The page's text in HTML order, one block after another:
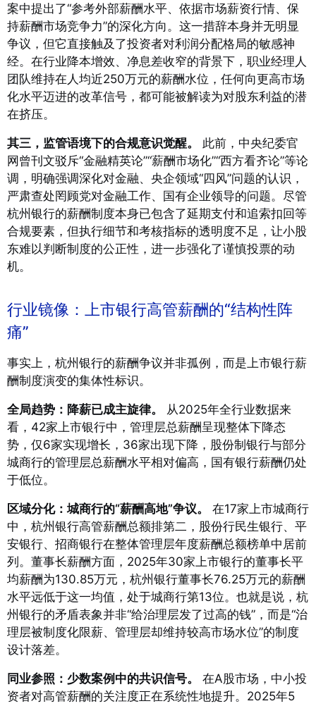
案中提出了“参考外部薪酬水平、依据市场薪资行情、保
持薪酬市场竞争力”的深化方向。这一措辞本身并无明显
争议，但它直接触及了投资者对利润分配格局的敏感神
经。在行业降本增效、净息差收窄的背景下，职业经理人
团队维持在人均近250万元的薪酬水位，任何向更高市场
化水平迈进的改革信号，都可能被解读为对股东利益的潜
在挤压。
其三，监管语境下的合规意识觉醒。
此前，中央纪委官
网曾刊文驳斥“金融精英论”“薪酬市场化”“西方看齐论”等论
调，明确强调深化对金融、央企领域“四风”问题的认识，
严肃查处罔顾党对金融工作、国有企业领导的问题。尽管
杭州银行的薪酬制度本身已包含了延期支付和追索扣回等
合规要素，但执行细节和考核指标的透明度不足，让小股
东难以判断制度的公正性，进一步强化了谨慎投票的动
机。
行业镜像：上市银行高管薪酬的“结构性阵
痛”
事实上，杭州银行的薪酬争议并非孤例，而是上市银行薪
酬制度演变的集体性标识。
全局趋势：降薪已成主旋律。
从2025年全行业数据来
看，42家上市银行中，管理层总薪酬呈现整体下降态
势，仅6家实现增长，36家出现下降，股份制银行与部分
城商行的管理层总薪酬水平相对偏高，国有银行薪酬仍处
于低位。
区域分化：城商行的“薪酬高地”争议。
在17家上市城商行
中，杭州银行高管薪酬总额排第二，股份行民生银行、平
安银行、招商银行在整体管理层年度薪酬总额榜单中居前
列 。董事长薪酬方面，2025年30家上市银行的董事长平
均薪酬为130.85万元，杭州银行董事长76.25万元的薪酬
水平远低于这一均值 ，处于城商行第13位。也就是说，杭
州银行的矛盾表象并非“给治理层发了过高的钱”，而是“治
理层被制度化限薪、管理层却维持较高市场水位”的制度
设计落差。
同业参照：少数案例中的共识信号。
在A股市场，中小投
资者对高管薪酬的关注度正在系统性地提升。2025年5